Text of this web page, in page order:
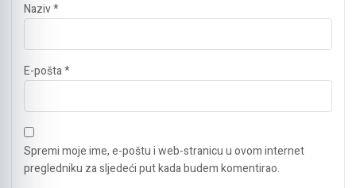
Naziv*
E-pošta*
Spremi moje ime, e-poštu i web-stranicu u ovom internet
pregledniku za sljedeći put kada budem komentirao.